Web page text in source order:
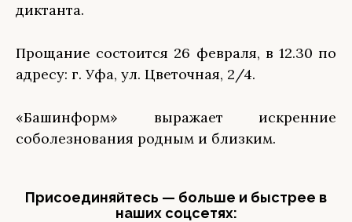
диктанта.
Прощание состоится 26 февраля, в 12.30 по
адресу: г. Уфа, ул. Цветочная, 2/4.
«Башинформ» выражает искренние
соболезнования родным и близким.
Присоединяйтесь — больше и быстрее в
наших соцсетях: